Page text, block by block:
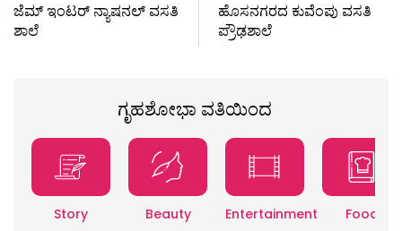
ಜೆಮ್ ಇಂಟರ್ ನ್ಯಾಷನಲ್ ವಸತಿ
ಶಾಲೆ
ಹೊಸನಗರದ ಕುವೆಂಪು ವಸತಿ
ಪ್ರೌಢಶಾಲೆ
ಗೃಹಶೋಭಾ ವತಿಯಿಂದ
Story Beauty Entertainment Food